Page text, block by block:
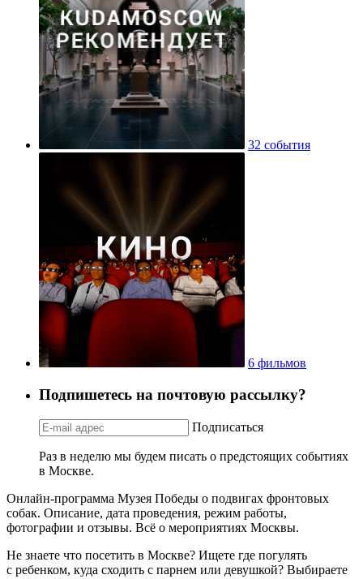
32 события
6 фильмов
Подпишетесь на почтовую рассылку?
Подписаться
Раз в неделю мы будем писать о предстоящих событиях
в Москве.
Онлайн-программа Музея Победы о подвигах фронтовых
собак. Описание, дата проведения, режим работы,
фотографии и отзывы. Всё о мероприятиях Москвы.
Не знаете что посетить в Москве? Ищете где погулять
с ребенком, куда сходить с парнем или девушкой? Выбираете